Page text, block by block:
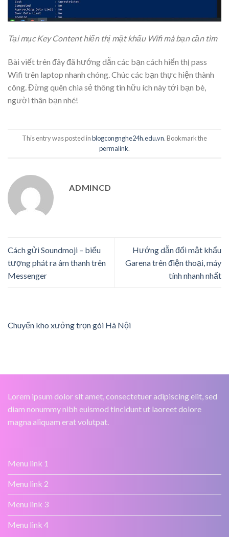
Tại mục Key Content hiển thị mật khẩu Wifi mà bạn cần tìm
Bài viết trên đây đã hướng dẫn các bạn cách hiển thị pass
Wifi trên laptop nhanh chóng. Chúc các bạn thực hiện thành
công. Đừng quên chia sẻ thông tin hữu ích này tới bạn bè,
người thân bạn nhé!
This entry was posted inblogcongnghe24h.edu.vn. Bookmark the
permalink.
ADMINCD
Cách gửi Soundmoji – biểu
tượng phát ra âm thanh trên
Messenger
Hướng dẫn đổi mật khẩu
Garena trên điện thoại, máy
tính nhanh nhất
Chuyển kho xưởng trọn gói Hà Nội
Lorem ipsum dolor sit amet, consectetuer adipiscing elit, sed
diam nonummy nibh euismod tincidunt ut laoreet dolore
magna aliquam erat volutpat.
Menu link 1
Menu link 2
Menu link 3
Menu link 4